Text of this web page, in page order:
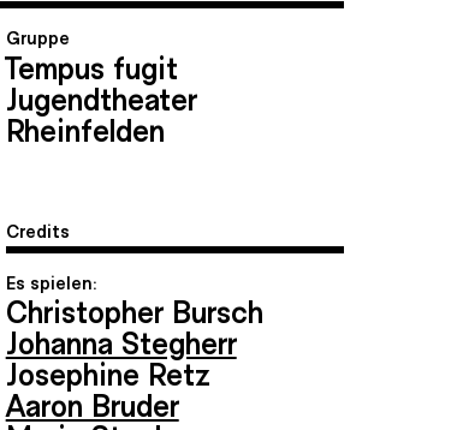
Gruppe
Tempus fugit
Jugendtheater
Rheinfelden
Credits
Es spielen:
Christopher Bursch
Johanna Stegherr
Josephine Retz
Aaron Bruder